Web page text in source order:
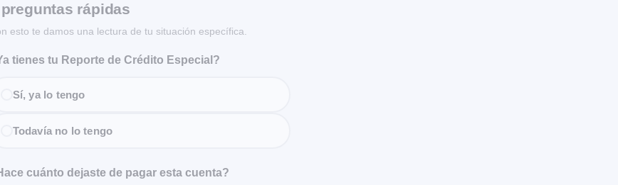
rápidas
esto te damos una lectura de tu situación específica.
tienes tu Reporte de Crédito Especial?
Sí, ya lo tengo
Todavía no lo tengo
cuánto dejaste de pagar esta cuenta?